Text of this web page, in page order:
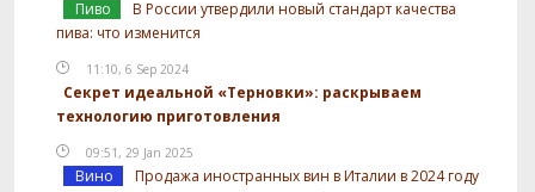
Пиво
В России утвердили новый стандарт качества
пива: что изменится
11:10, 6 Sep 2024
Секрет идеальной «Терновки»: раскрываем
технологию приготовления
09:51, 29 Jan 2025
Вино
Продажа иностранных вин в Италии в 2024 году